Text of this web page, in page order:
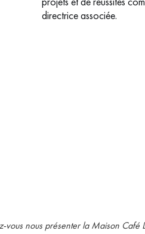
directrice associée.
vous nous présenter la Maison Café